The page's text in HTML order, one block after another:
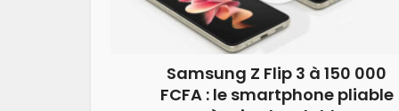
Samsung Z Flip 3 à 150 000
FCFA : le smartphone pliable